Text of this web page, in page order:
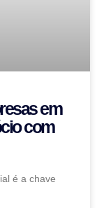
em
com
é a chave